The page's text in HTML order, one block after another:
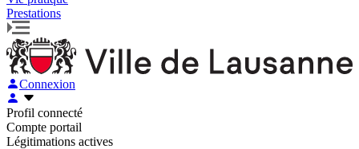
Prestations
Connexion
Profil connecté
Compte portail
Légitimations actives